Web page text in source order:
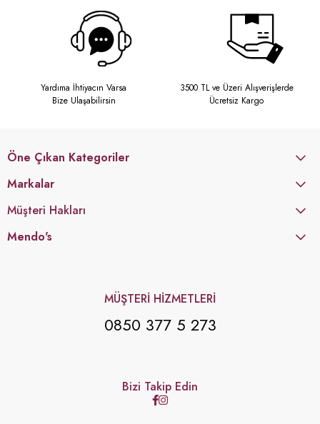
Yardıma İhtiyacın Varsa
Bize Ulaşabilirsin
3500 TL ve Üzeri Alışverişlerde
Ücretsiz Kargo
Öne Çıkan Kategoriler
Markalar
Müşteri Hakları
Mendo's
MÜŞTERİ HİZMETLERİ
0850 377 5 273
Bizi Takip Edin